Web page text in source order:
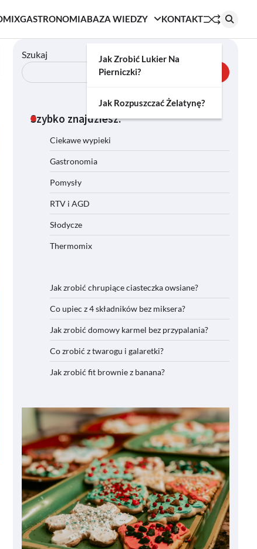
GASTRONOMIABAZA WIEDZY
Jak Zrobić Lukier Na
Pierniczki?
Jak Rozpuszczać Żelatynę?
KONTAKT
Szukaj
Szybko znajdziesz:
Ciekawe wypieki
Gastronomia
Pomysły
RTV i AGD
Słodycze
Thermomix
Jak zrobić chrupiące ciasteczka owsiane?
Co upiec z 4 składników bez miksera?
Jak zrobić domowy karmel bez przypalania?
Co zrobić z twarogu i galaretki?
Jak zrobić fit brownie z banana?